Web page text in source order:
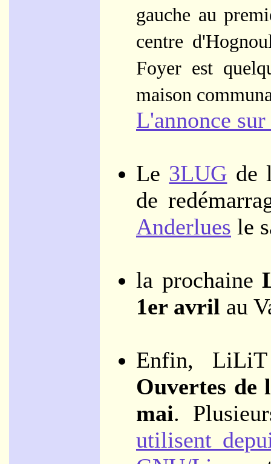
gauche au
centre
Foyer est
maison
L'annonce
Le 3LUG de
de
Anderlues le
la prochaine
1er avril au
Enfin,
Ouvertes de
mai.
utilisent